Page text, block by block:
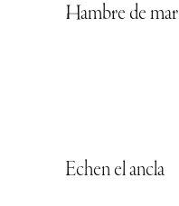
Hambre de mar
Echen el ancla